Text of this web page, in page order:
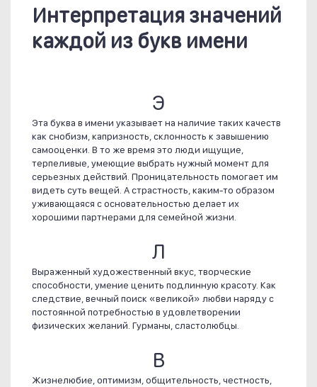
Интерпретация значений
каждой из букв имени
Э
Эта буква в имени указывает на наличие таких качеств
как снобизм, капризность, склонность к завышению
самооценки. В то же время это люди ищущие,
терпеливые, умеющие выбрать нужный момент для
серьезных действий. Проницательность помогает им
видеть суть вещей. А страстность, каким-то образом
уживающаяся с основательностью делает их
хорошими партнерами для семейной жизни.
Л
Выраженный художественный вкус, творческие
способности, умение ценить подлинную красоту. Как
следствие, вечный поиск «великой» любви наряду с
постоянной потребностью в удовлетворении
физических желаний. Гурманы, сластолюбцы.
В
Жизнелюбие, оптимизм, общительность, честность,